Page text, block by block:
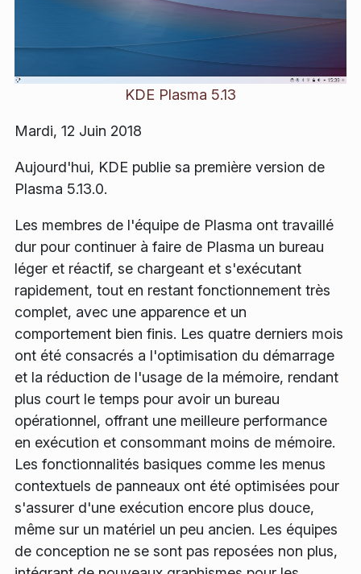
KDE Plasma 5.13
Mardi, 12 Juin 2018
Aujourd'hui, KDE publie sa première version de
Plasma 5.13.0.
Les membres de l'équipe de Plasma ont travaillé
dur pour continuer à faire de Plasma un bureau
léger et réactif, se chargeant et s'exécutant
rapidement, tout en restant fonctionnement très
complet, avec une apparence et un
comportement bien finis. Les quatre derniers mois
ont été consacrés a l'optimisation du démarrage
et la réduction de l'usage de la mémoire, rendant
plus court le temps pour avoir un bureau
opérationnel, offrant une meilleure performance
en exécution et consommant moins de mémoire.
Les fonctionnalités basiques comme les menus
contextuels de panneaux ont été optimisées pour
s'assurer d'une exécution encore plus douce,
même sur un matériel un peu ancien. Les équipes
de conception ne se sont pas reposées non plus,